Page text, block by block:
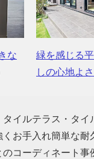
な
緑を感じる
しの心地よさ
イルテラス・タ
お手入れ簡単な
コーディネート